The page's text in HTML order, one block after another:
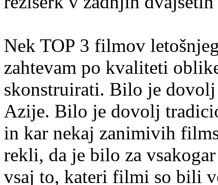
Nek TOP 3 filmov
zahtevam po kvaliteti
skonstruirati. Bilo je
Azije. Bilo je dovolj
in kar nekaj zanimivih
rekli, da je bilo za
vsaj to, kateri filmi so bili